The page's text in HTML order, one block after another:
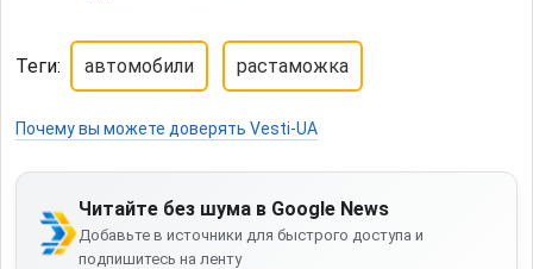
Теги: автомобили растаможка
Почему вы можете доверять Vesti-UA
Читайте без шума в Google News
Добавьте в источники для быстрого доступа и
подпишитесь на ленту